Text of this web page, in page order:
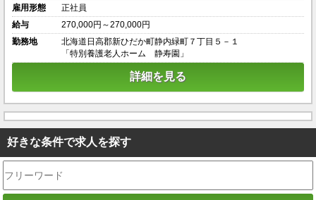
雇用形態
正社員
給与
270,000円～270,000円
勤務地
北海道日高郡新ひだか町静内緑町７丁目５－１
「特別養護老人ホーム 静寿園」
詳細を見る
好きな条件で求人を探す